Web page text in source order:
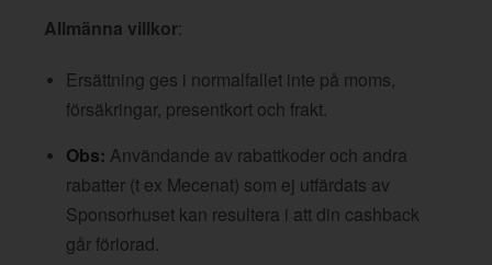
Allmänna villkor:
Ersättning ges i normalfallet inte på moms,
försäkringar, presentkort och frakt.
Obs: Användande av rabattkoder och andra
rabatter (t ex Mecenat) som ej utfärdats av
Sponsorhuset kan resultera i att din cashback
går förlorad.